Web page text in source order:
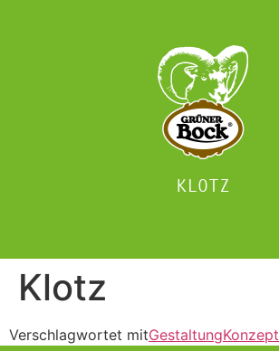
KLOTZ
Klotz
Verschlagwortet mitGestaltungKonzept